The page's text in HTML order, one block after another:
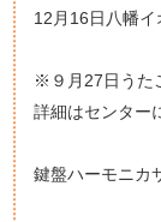
12月16日八幡
※９月27日うた
詳細はセンター
鍵盤ハーモニカ